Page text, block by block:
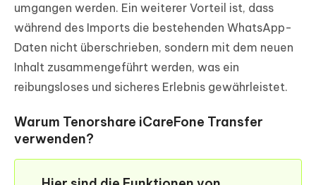
umgangen werden. Ein weiterer Vorteil ist, dass
während des Imports die bestehenden WhatsApp-
Daten nicht überschrieben, sondern mit dem neuen
Inhalt zusammengeführt werden, was ein
reibungsloses und sicheres Erlebnis gewährleistet.
Warum Tenorshare iCareFone Transfer
verwenden?